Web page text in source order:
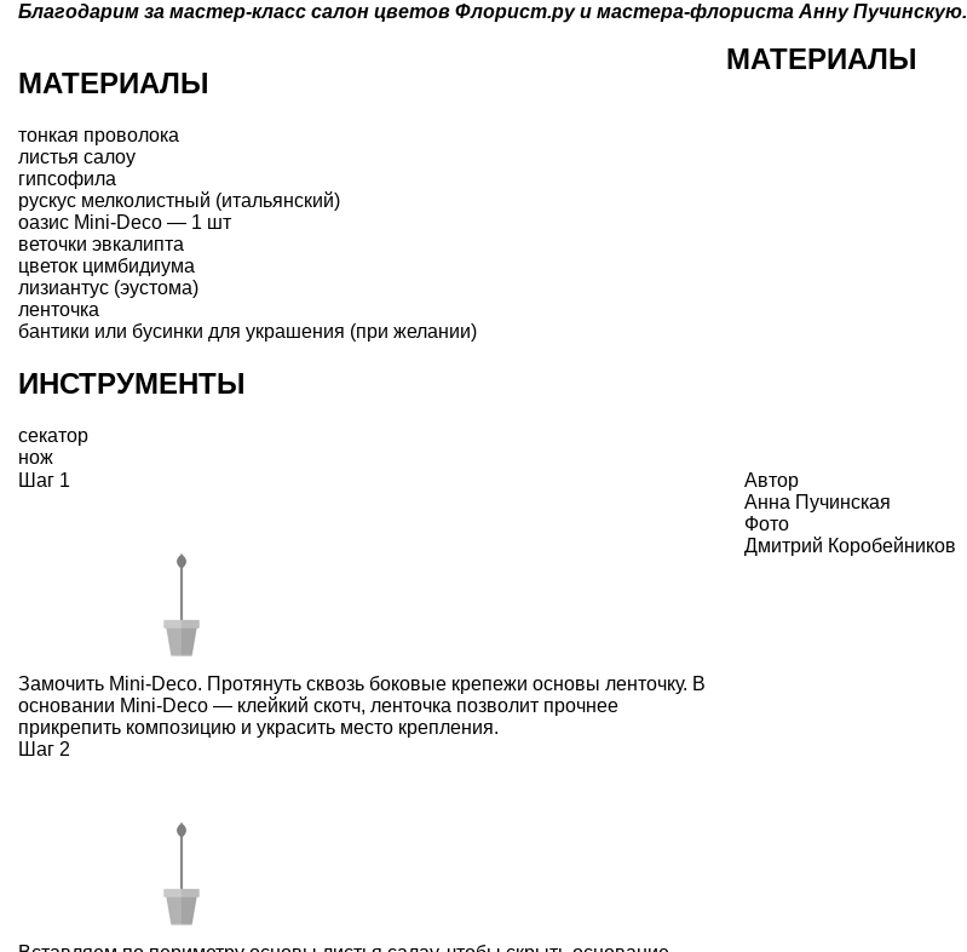
Благодарим за мастер-класс салон цветов Флорист.руи мастера-флориста Анну Пучинскую.
МАТЕРИАЛЫ
тонкая проволока
листья салоу
гипсофила
рускус мелколистный (итальянский)
оазис Mini-Deco — 1 шт
веточки эвкалипта
цветок цимбидиума
лизиантус (эустома)
ленточка
бантики или бусинки для украшения (при желании)
ИНСТРУМЕНТЫ
секатор
нож
Шаг 1
Замочить Mini-Deco. Протянуть сквозь боковые крепежи основы ленточку. В
основании Mini-Deco — клейкий скотч, ленточка позволит прочнее
прикрепить композицию и украсить место крепления.
Шаг 2
Автор
Анна Пучинская
Фото
Дмитрий Коробейников
МАТЕРИАЛЫ